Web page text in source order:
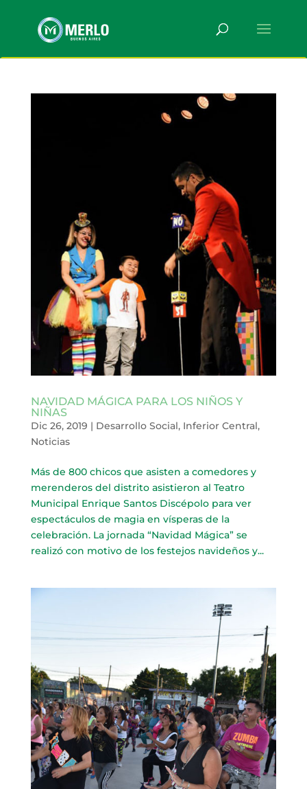
NAVIDAD MÁGICA PARA LOS NIÑOS Y
NIÑAS
Dic 26, 2019 | Desarrollo Social, Inferior Central,
Noticias
Más de 800 chicos que asisten a comedores y
merenderos del distrito asistieron al Teatro
Municipal Enrique Santos Discépolo para ver
espectáculos de magia en vísperas de la
celebración. La jornada “Navidad Mágica” se
realizó con motivo de los festejos navideños y...